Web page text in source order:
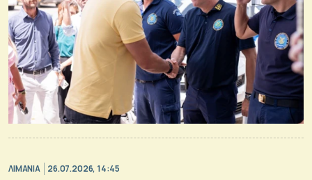
ΛΙΜΑΝΙΑ 26.07.2026, 14:45